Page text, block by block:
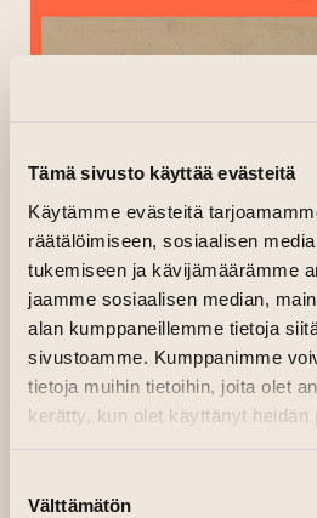
Tämä sivusto käyttää evästeitä
Käytämme evästeitä
räätälöimiseen, sosiaalisen
tukemiseen ja kävijämäärämme
jaamme sosiaalisen median,
alan kumppaneillemme tietoja
sivustoamme. Kumppanimme
tietoja muihin tietoihin, joita olet
kerätty, kun olet käyttänyt heidän
valinta
Välttämätön